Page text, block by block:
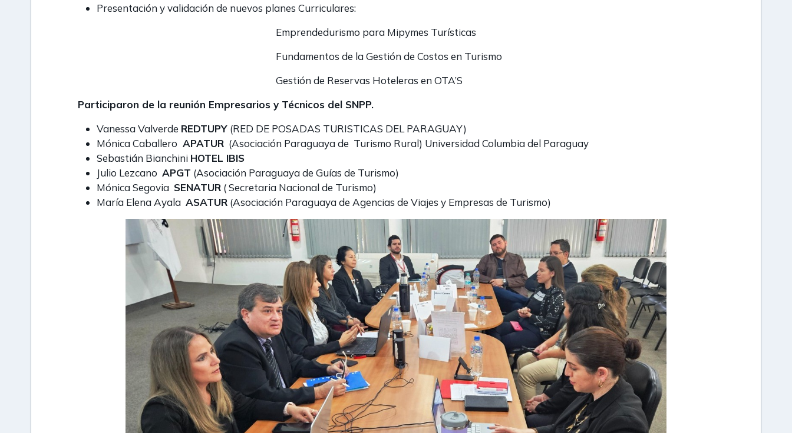
Presentación y validación de nuevos planes Curriculares:
Emprendedurismo para Mipymes Turísticas
Fundamentos de la Gestión de Costos en Turismo
Gestión de Reservas Hoteleras en OTA’S
Participaron de la reunión Empresarios y Técnicos del SNPP.
Vanessa Valverde REDTUPY (RED DE POSADAS TURISTICAS DEL PARAGUAY)
Mónica Caballero APATUR (Asociación Paraguaya de Turismo Rural) Universidad Columbia del Paraguay
Sebastián Bianchini HOTEL IBIS
Julio Lezcano APGT (Asociación Paraguaya de Guías de Turismo)
Mónica Segovia SENATUR ( Secretaria Nacional de Turismo)
María Elena Ayala ASATUR (Asociación Paraguaya de Agencias de Viajes y Empresas de Turismo)